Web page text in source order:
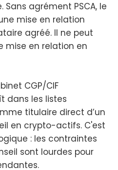
agrément PSCA, le
mise en relation
agréé. Il ne peut
mise en relation en
CGP/CIF
dans les listes
titulaire direct d’un
en crypto-actifs. C'est
: les contraintes
sont lourdes pour